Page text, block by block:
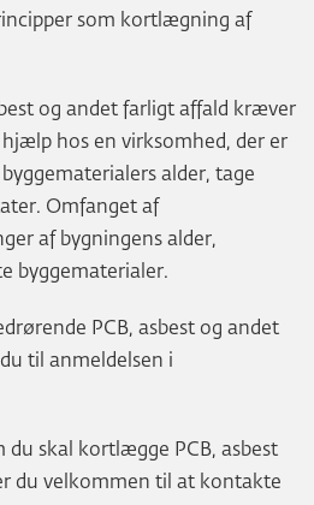
som kortlægning af
og andet farligt affald kræver
hos en virksomhed, der er
alder, tage
Omfanget af
af bygningens alder,
byggematerialer.
PCB, asbest og andet
til anmeldelsen i
du skal kortlægge PCB, asbest
du velkommen til at kontakte